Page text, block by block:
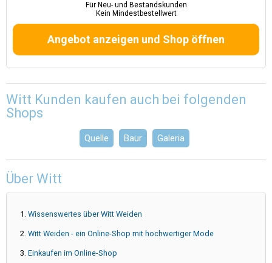
Für Neu- und Bestandskunden
Kein Mindestbestellwert
Angebot anzeigen und Shop öffnen
Witt Kunden kaufen auch bei folgenden
Shops
Quelle Baur Galeria
Über Witt
Wissenswertes über Witt Weiden
Witt Weiden - ein Online-Shop mit hochwertiger Mode
Einkaufen im Online-Shop